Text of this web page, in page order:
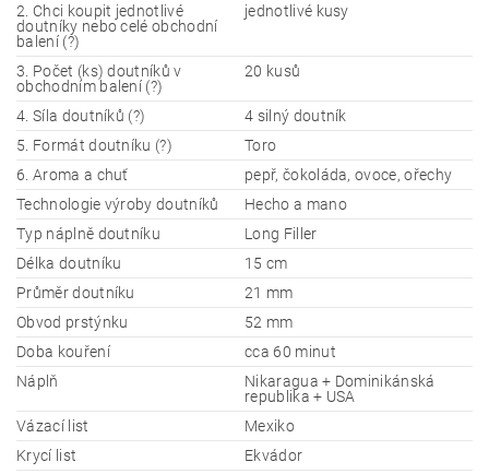
2. Chci koupit jednotlivé
doutníky nebo celé obchodní
balení (?)
jednotlivé kusy
3. Počet (ks) doutníků v
obchodním balení (?)
20 kusů
4. Síla doutníků (?)
4 silný doutník
5. Formát doutníku (?)
Toro
6. Aroma a chuť
pepř, čokoláda, ovoce, ořechy
Technologie výroby doutníků
Hecho a mano
Typ náplně doutníku
Long Filler
Délka doutníku
15 cm
Průměr doutníku
21 mm
Obvod prstýnku
52 mm
Doba kouření
cca 60 minut
Náplň
Nikaragua + Dominikánská
republika + USA
Vázací list
Mexiko
Krycí list
Ekvádor